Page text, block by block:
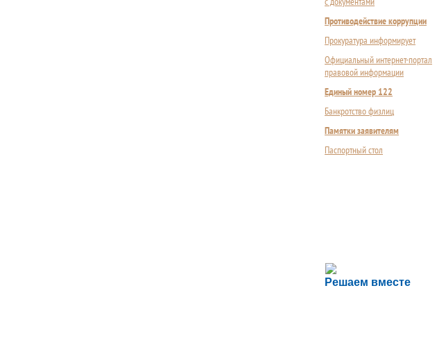
Противодействие коррупции
Прокуратура информирует
Официальный интернет-портал
правовой информации
Единый номер 122
Банкротство физлиц
Памятки заявителям
Паспортный стол
Решаем вместе
Сложности с
Сообщите об этом